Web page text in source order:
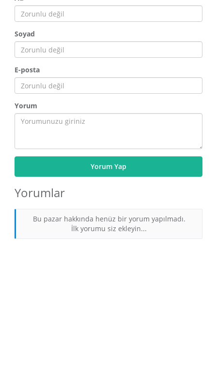
Soyad
E-posta
Yorum
Yorum Yap
Yorumlar
Bu pazar hakkında henüz bir yorum yapılmadı.
İlk yorumu siz ekleyin...